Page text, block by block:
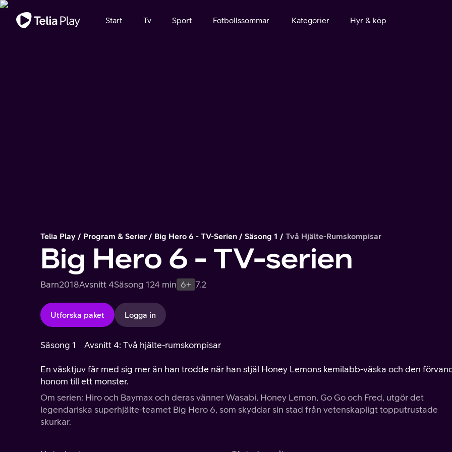
Viktigt meddelande
Start Tv Sport Fotbollssommar Kategorier Hyr & köp
Telia Play Program & Serier Big Hero 6 - TV-Serien Säsong 1 Två Hjälte-Rumskompisar
Big Hero 6 - TV-serien
Barn2018Avsnitt 4Säsong 124 min 6+ 7.2
Utforska paket Logga in
Säsong 1 Avsnitt 4: Två hjälte-rumskompisar
En väsktjuv får med sig mer än han trodde när han stjäl Honey Lemons kemilabb-väska och den
honom till ett monster.
Om serien: Hiro och Baymax och deras vänner Wasabi, Honey Lemon, Go Go och Fred, utgör det
legendariska superhjälte-teamet Big Hero 6, som skyddar sin stad från vetenskapligt topputrustade
skurkar.